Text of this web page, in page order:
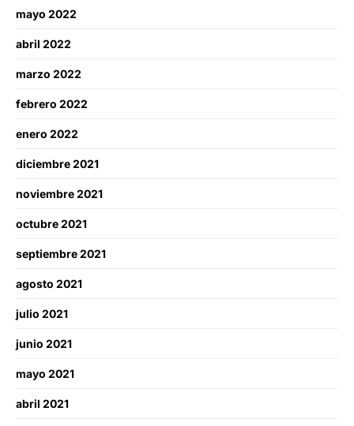
mayo 2022
abril 2022
marzo 2022
febrero 2022
enero 2022
diciembre 2021
noviembre 2021
octubre 2021
septiembre 2021
agosto 2021
julio 2021
junio 2021
mayo 2021
abril 2021